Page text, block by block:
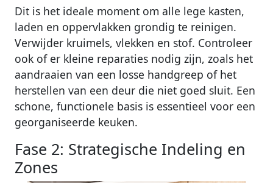
Dit is het ideale moment om alle lege kasten,
laden en oppervlakken grondig te reinigen.
Verwijder kruimels, vlekken en stof. Controleer
ook of er kleine reparaties nodig zijn, zoals het
aandraaien van een losse handgreep of het
herstellen van een deur die niet goed sluit. Een
schone, functionele basis is essentieel voor een
georganiseerde keuken.
Fase 2: Strategische Indeling en
Zones